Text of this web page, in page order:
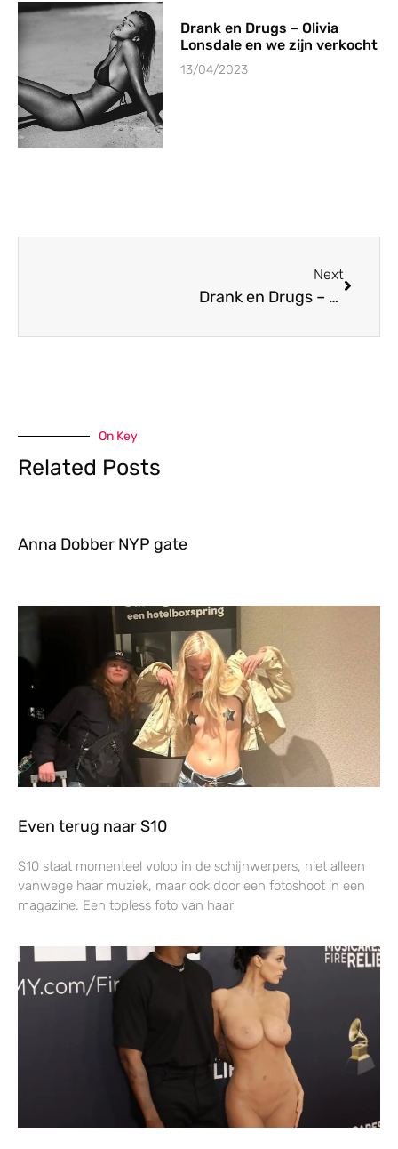
Drank en Drugs – Olivia
Lonsdale en we zijn verkocht
13/04/2023
Next
Drank en Drugs – Olivia Lonsdale en we zijn verkocht
On Key
Related Posts
Anna Dobber NYP gate
Even terug naar S10
S10 staat momenteel volop in de schijnwerpers, niet alleen
vanwege haar muziek, maar ook door een fotoshoot in een
magazine. Een topless foto van haar